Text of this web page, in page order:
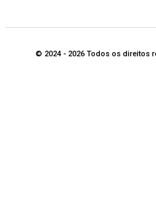
© 2024 - 2026 Todos os direitos